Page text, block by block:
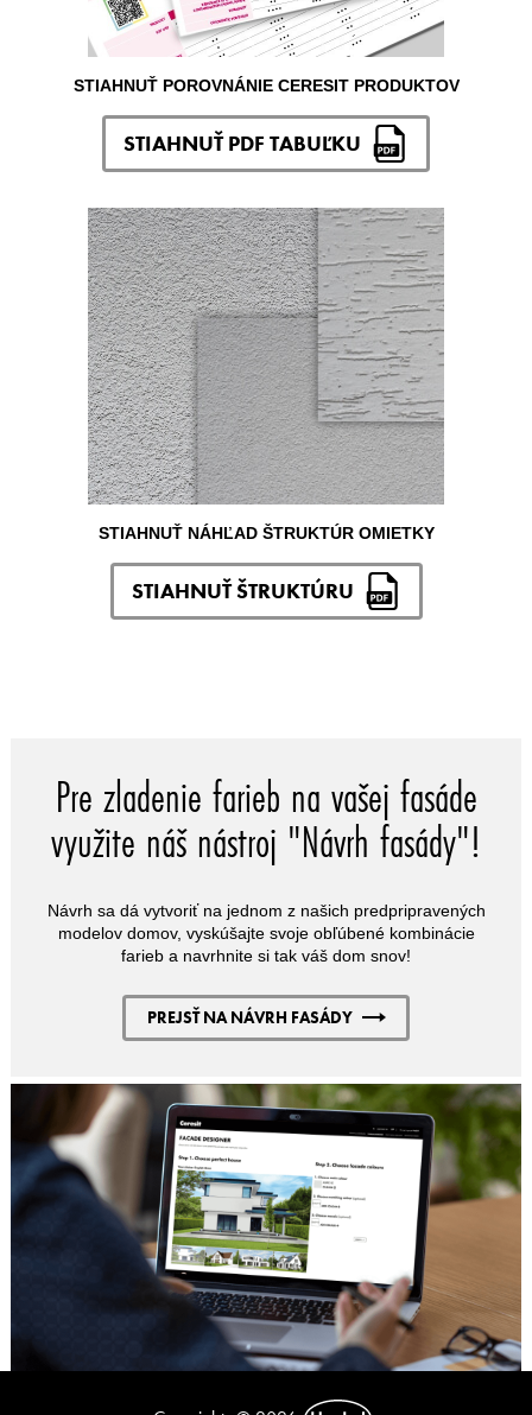
STIAHNUŤ POROVNÁNIE CERESIT PRODUKTOV
STIAHNUŤ PDF TABUĽKU
STIAHNUŤ NÁHĽAD ŠTRUKTÚR OMIETKY
STIAHNUŤ ŠTRUKTÚRU
Pre zladenie farieb na vašej fasáde
využite náš nástroj "Návrh fasády"!
Návrh sa dá vytvoriť na jednom z našich predpripravených
modelov domov, vyskúšajte svoje obľúbené kombinácie
farieb a navrhnite si tak váš dom snov!
PREJSŤ NA NÁVRH FASÁDY